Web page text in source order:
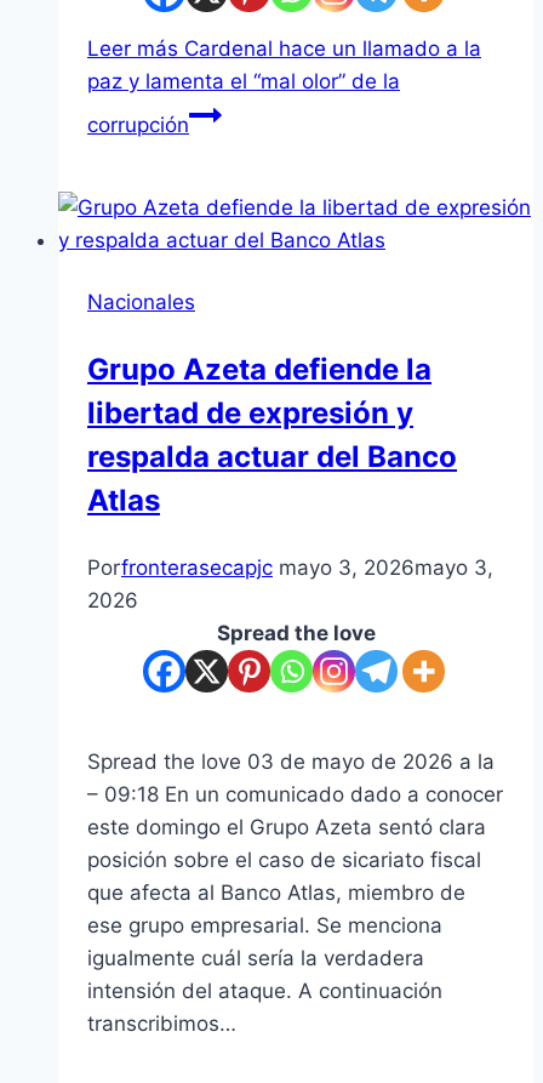
Leer más Cardenal hace un llamado a la
paz y lamenta el “mal olor” de la
corrupción
Nacionales
Grupo Azeta defiende la
libertad de expresión y
respalda actuar del Banco
Atlas
Porfronterasecapjc mayo 3, 2026mayo 3,
2026
Spread the love
Spread the love 03 de mayo de 2026 a la
– 09:18 En un comunicado dado a conocer
este domingo el Grupo Azeta sentó clara
posición sobre el caso de sicariato fiscal
que afecta al Banco Atlas, miembro de
ese grupo empresarial. Se menciona
igualmente cuál sería la verdadera
intensión del ataque. A continuación
transcribimos…